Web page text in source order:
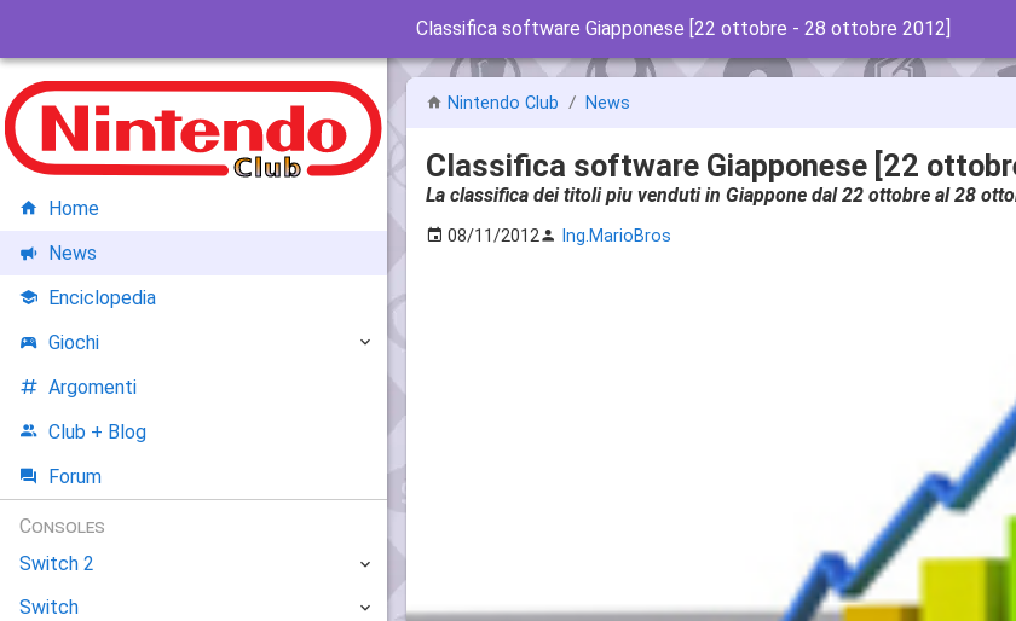
Classifica software Giapponese [22 ottobre - 28 ottobre 2012]
Nintendo Club News
Classifica software Giapponese [22
La classifica dei titoli piu venduti in Giappone dal 22 ottobre al 28
08/11/2012 Ing.MarioBros
Home
News
Enciclopedia
Giochi
Argomenti
Club + Blog
Forum
Consoles
Switch 2
Switch